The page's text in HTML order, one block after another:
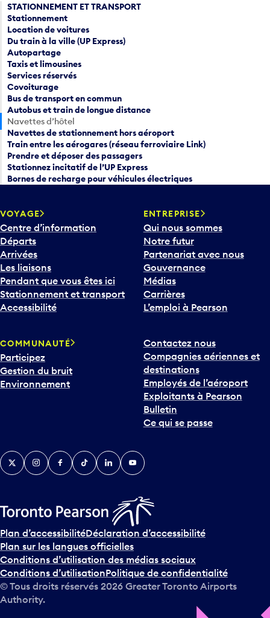
STATIONNEMENT ET TRANSPORT
Stationnement
Location de voitures
Du train à la ville (UP Express)
Autopartage
Taxis et limousines
Services réservés
Covoiturage
Bus de transport en commun
Autobus et train de longue distance
Navettes d’hôtel
Navettes de stationnement hors aéroport
Train entre les aérogares (réseau ferroviaire Link)
Prendre et déposer des passagers
Stationnez incitatif de l’UP Express
Bornes de recharge pour véhicules électriques
VOYAGE
Centre d’information
Départs
Arrivées
Les liaisons
Pendant que vous êtes ici
Stationnement et transport
Accessibilité
ENTREPRISE
Qui nous sommes
Notre futur
Partenariat avec nous
Gouvernance
Médias
Carrières
L’emploi à Pearson
COMMUNAUTÉ
Participez
Gestion du bruit
Environnement
Contactez nous
Compagnies aériennes et
destinations
Employés de l’aéroport
Exploitants à Pearson
Bulletin
Ce qui se passe
TwitterInstagramFacebook
TikTokLinkedInYouTube
Plan d’accessibilitéDéclaration d’accessibilité
Plan sur les langues officielles
Conditions d’utilisation des médias sociaux
Conditions d’utilisationPolitique de confidentialité
© Tous droits réservés 2026 Greater Toronto Airports
Authority.